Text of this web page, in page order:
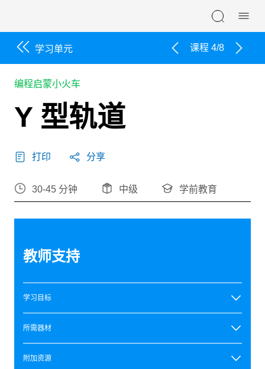
学习单元 课程 4/8
编程启蒙小火车
Y 型轨道
打印 分享
30-45 分钟 中级 学前教育
教师支持
学习目标
所需器材
附加资源